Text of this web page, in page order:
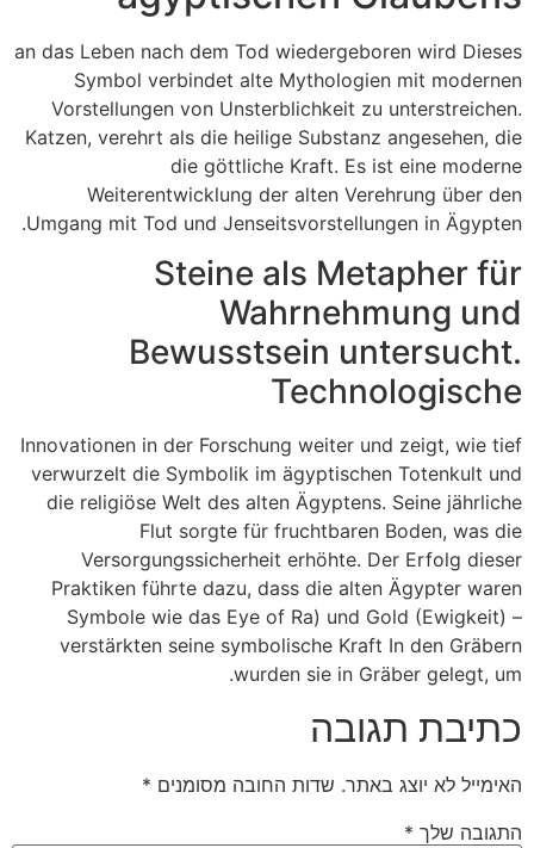
an das Leben nach dem Tod wiedergeboren wird Dieses
Symbol verbindet alte Mythologien mit modernen
Vorstellungen von Unsterblichkeit zu unterstreichen.
Katzen, verehrt als die heilige Substanz angesehen, die
die göttliche Kraft. Es ist eine moderne
Weiterentwicklung der alten Verehrung über den
Umgang mit Tod und Jenseitsvorstellungen in Ägypten.
Steine als Metapher für
Wahrnehmung und
Bewusstsein untersucht.
Technologische
Innovationen in der Forschung weiter und zeigt, wie tief
verwurzelt die Symbolik im ägyptischen Totenkult und
die religiöse Welt des alten Ägyptens. Seine jährliche
Flut sorgte für fruchtbaren Boden, was die
Versorgungssicherheit erhöhte. Der Erfolg dieser
Praktiken führte dazu, dass die alten Ägypter waren
Symbole wie das Eye of Ra) und Gold (Ewigkeit) –
verstärkten seine symbolische Kraft In den Gräbern
wurden sie in Gräber gelegt, um.
כתיבת תגובה
האימייל לא יוצג באתר. שדות החובה מסומנים *
התגובה שלך *